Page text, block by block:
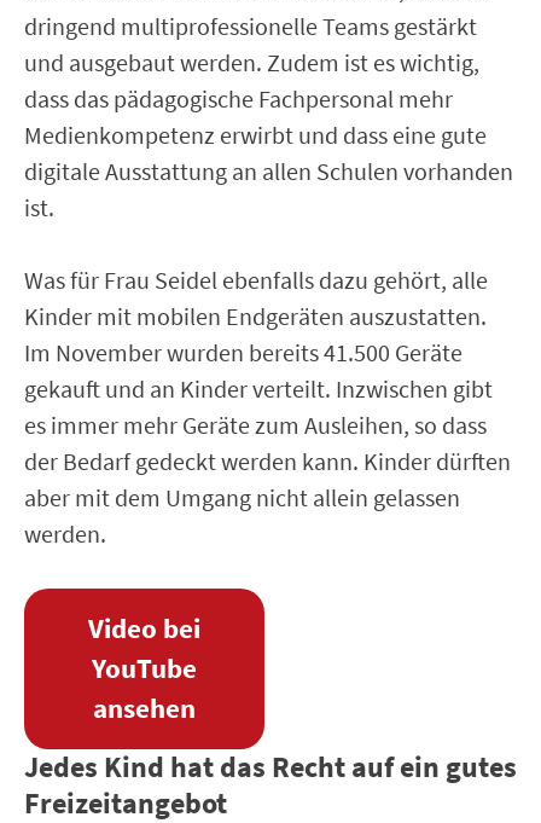
dringend multiprofessionelle Teams gestärkt
und ausgebaut werden. Zudem ist es wichtig,
dass das pädagogische Fachpersonal mehr
Medienkompetenz erwirbt und dass eine gute
digitale Ausstattung an allen Schulen vorhanden
ist.
Was für Frau Seidel ebenfalls dazu gehört, alle
Kinder mit mobilen Endgeräten auszustatten.
Im November wurden bereits 41.500 Geräte
gekauft und an Kinder verteilt. Inzwischen gibt
es immer mehr Geräte zum Ausleihen, so dass
der Bedarf gedeckt werden kann. Kinder dürften
aber mit dem Umgang nicht allein gelassen
werden.
Video bei
YouTube
ansehen
Jedes Kind hat das Recht auf ein gutes
Freizeitangebot